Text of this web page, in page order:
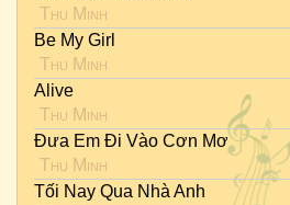
Thu Minh
Be My Girl
Thu Minh
Alive
Thu Minh
Đưa Em Đi Vào Cơn Mơ
Thu Minh
Tối Nay Qua Nhà Anh